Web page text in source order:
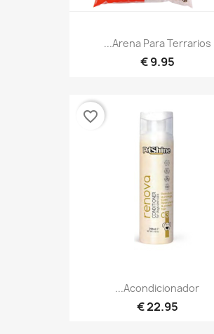
Arena Para Terrarios...
9.95 €
Acondicionador...
22.95 €
favorite_border